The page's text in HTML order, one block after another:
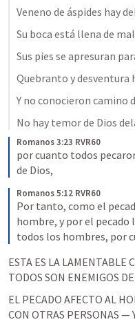
Veneno de áspides hay
Su boca está llena de
Sus pies se apresuran
Quebranto y desventura
Y no conocieron camino
No hay temor de Dios
Romanos 3:23 RVR60
por cuanto todos
de Dios,
Romanos 5:12 RVR60
Por tanto, como el
hombre, y por el pecado
todos los hombres, por
ESTA ES LA LAMENTABLE
TODOS SON ENEMIGOS
EL PECADO AFECTO AL
CON OTRAS PERSONAS —